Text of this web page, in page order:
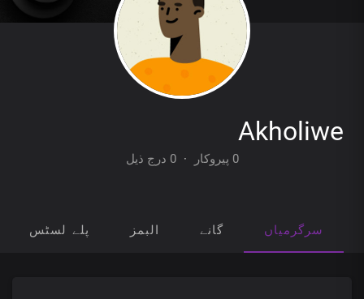
Akholiwe
0 پیروکار · 0 درج ذیل
سرگرمیاں گانے البمز پلے لسٹس